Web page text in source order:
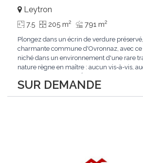
SUR DEMANDE
Leytron
7.5 205 m2 791 m2
Plongez dans un écrin de verdure
charmante commune d'Ovronnaz, avec
niché dans un environnement d'une rare
nature règne en maître : aucun vis-à-vis,
par ses finitions de très haut standing et
Le bois de mélèze...